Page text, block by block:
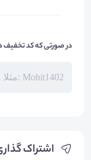
اشتراک
در صورتی که کد تخفیف